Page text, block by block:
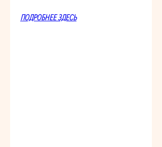
ПОДРОБНЕЕ ЗДЕСЬ